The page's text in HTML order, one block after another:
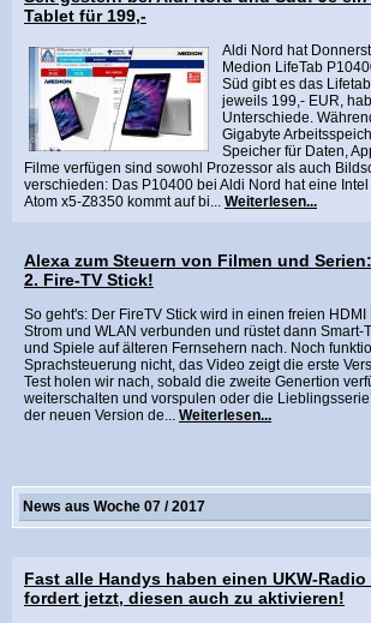
Tablet für 199,-
Aldi Nord hat
Medion LifeTab
Süd gibt es das
jeweils 199,- EUR,
Unterschiede.
Gigabyte
Speicher für Daten,
Filme verfügen sind sowohl Prozessor als auch
verschieden: Das P10400 bei Aldi Nord hat eine
Atom x5-Z8350 kommt auf bi... Weiterlesen...
Alexa zum Steuern von Filmen und
2. Fire-TV Stick!
So geht's: Der FireTV Stick wird in einen freien HDMI
Strom und WLAN verbunden und rüstet dann Smart-
und Spiele auf älteren Fernsehern nach. Noch
Sprachsteuerung nicht, das Video zeigt die erste
Test holen wir nach, sobald die zweite Genertion
weiterschalten und vorspulen oder die
der neuen Version de... Weiterlesen...
News aus Woche 07 / 2017
Fast alle Handys haben einen UKW-Radio
fordert jetzt, diesen auch zu aktivieren!